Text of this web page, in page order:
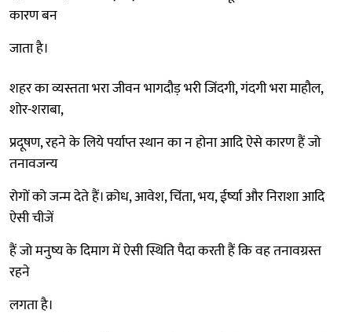
कारण बन
जाता है।
शहर का व्यस्तता भरा जीवन भागदौड़ भरी जिंदगी, गंदगी भरा माहौल,
शोर-शराबा,
प्रदूषण, रहने के लिये पर्याप्त स्थान का न होना आदि ऐसे कारण हैं जो
तनावजन्य
रोगों को जन्म देते हैं। क्रोध, आवेश, चिंता, भय, ईर्ष्या और निराशा आदि
ऐसी चीजें
हैं जो मनुष्य के दिमाग में ऐसी स्थिति पैदा करती हैं कि वह तनावग्रस्त
रहने
लगता है।